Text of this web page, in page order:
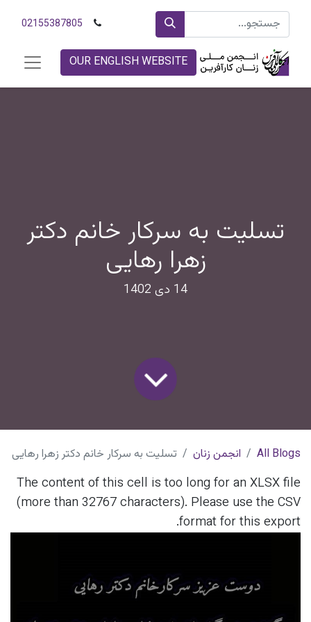
02155387805
OUR ENGLISH WEBSITE
تسلیت به سرکار خانم دکتر
زهرا رهایی
14 دی 1402
All Blogs انجمن زنان تسلیت به سرکار خانم دکتر زهرا رهایی
The content of this cell is too long for an XLSX file
(more than 32767 characters). Please use the CSV
format for this export.